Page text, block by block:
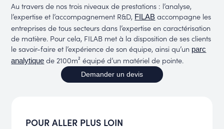
Au travers de nos trois niveaux de prestations : l’analyse,
l’expertise et l’accompagnement R&D, FILAB accompagne les
entreprises de tous secteurs dans l’expertise en caractérisation
de matière. Pour cela, FILAB met à la disposition de ses clients
le savoir-faire et l’expérience de son équipe, ainsi qu’un parc
analytique de 2100m² équipé d’un matériel de pointe.
Demander un devis
POUR ALLER PLUS LOIN